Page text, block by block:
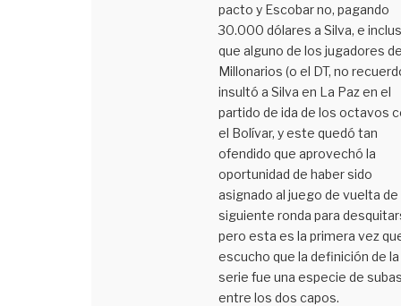
pacto y Escobar no, pagando
30.000 dólares a Silva, e
que alguno de los jugadores
Millonarios (o el DT, no
insultó a Silva en La Paz en el
partido de ida de los octavos
el Bolívar, y este quedó tan
ofendido que aprovechó la
oportunidad de haber sido
asignado al juego de vuelta de
siguiente ronda para
pero esta es la primera vez
escucho que la definición de la
serie fue una especie de
entre los dos capos.